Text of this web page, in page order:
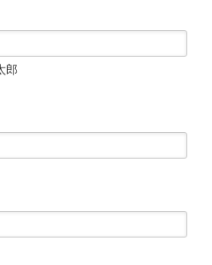
郎